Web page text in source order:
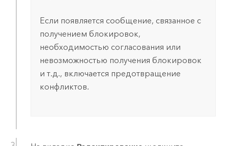
Если появляется сообщение, связанное с
получением блокировок,
необходимостью согласования или
невозможностью получения блокировок
и т.д., включается предотвращение
конфликтов.